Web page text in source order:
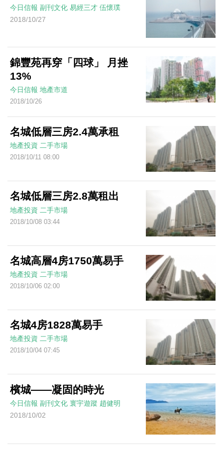
今日信報 副刊文化 易經三才 伍懷璞
2018/10/27
錦豐苑再穿「四球」 月挫
13%
今日信報 地產市道
2018/10/26
名城低層三房2.4萬承租
地產投資 二手市場
2018/10/11 08:00
名城低層三房2.8萬租出
地產投資 二手市場
2018/10/08 03:44
名城高層4房1750萬易手
地產投資 二手市場
2018/10/06 02:00
名城4房1828萬易手
地產投資 二手市場
2018/10/04 07:45
檳城——凝固的時光
今日信報 副刊文化 寰宇遊蹤 趙健明
2018/10/02